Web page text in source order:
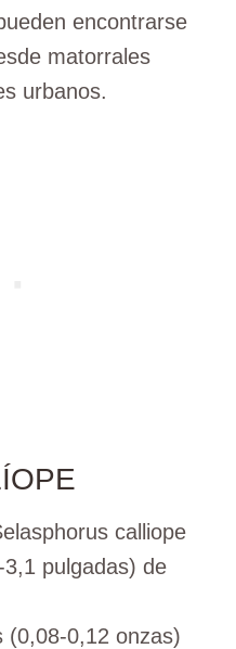
encontrarse
matorrales
urbanos.
calliope
pulgadas) de
(0,08-0,12 onzas)